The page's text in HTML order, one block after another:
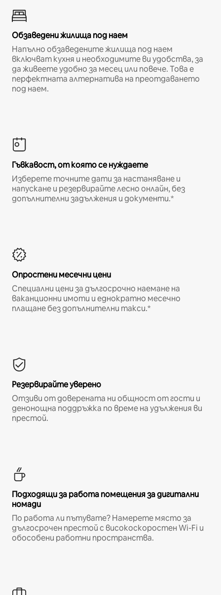
Обзаведени жилища под наем
Напълно обзаведените жилища под наем
включват кухня и необходимите ви удобства, за
да живеете удобно за месец или повече. Това е
перфектната алтернатива на преотдаването
под наем.
Гъвкавост, от която се нуждаете
Изберете точните дати за настаняване и
напускане и резервирайте лесно онлайн, без
допълнителни задължения и документи.*
Опростени месечни цени
Специални цени за дългосрочно наемане на
ваканционни имоти и еднократно месечно
плащане без допълнителни такси.*
Резервирайте уверено
Отзиви от доверената ни общност от гости и
денонощна поддръжка по време на удължения ви
престой.
Подходящи за работа помещения за дигитални
номади
По работа ли пътувате? Намерете място за
дългосрочен престой с високоскоростен Wi-Fi и
обособени работни пространства.